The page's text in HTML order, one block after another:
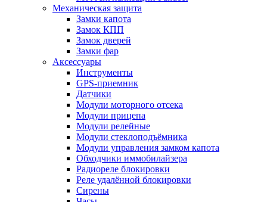
Механическая защита
Замки капота
Замок КПП
Замок дверей
Замки фар
Аксессуары
Инструменты
GPS-приемник
Датчики
Модули моторного отсека
Модули прицепа
Модули релейные
Модули стеклоподъёмника
Модули управления замком капота
Обходчики иммобилайзера
Радиореле блокировки
Реле удалённой блокировки
Сирены